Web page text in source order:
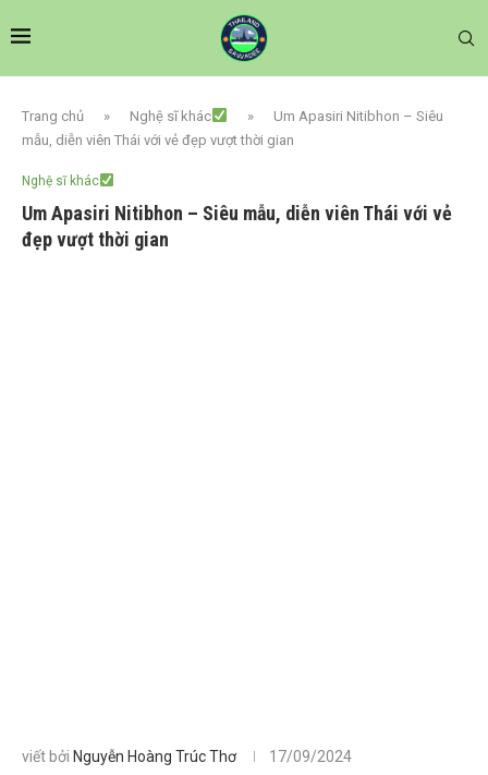
Trang chủ » Nghệ sĩ khác »
Um Apasiri Nitibhon – Siêu
mẫu, diễn viên Thái với vẻ đẹp vượt thời gian
Nghệ sĩ khác
Um Apasiri Nitibhon – Siêu mẫu, diễn viên Thái với vẻ
đẹp vượt thời gian
viết bởi Nguyễn Hoàng Trúc Thơ 17/09/2024